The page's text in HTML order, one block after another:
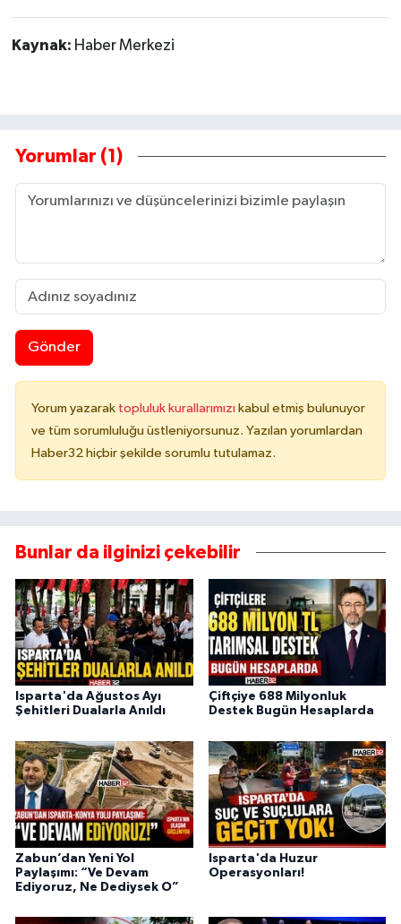
Kaynak: Haber Merkezi
Yorumlar (1)
Gönder
Yorum yazarak topluluk kurallarımızı kabul etmiş bulunuyor
ve tüm sorumluluğu üstleniyorsunuz. Yazılan yorumlardan
Haber32 hiçbir şekilde sorumlu tutulamaz.
Bunlar da ilginizi çekebilir
Isparta'da Ağustos Ayı
Şehitleri Dualarla Anıldı
Çiftçiye 688 Milyonluk
Destek Bugün Hesaplarda
Zabun’dan Yeni Yol
Paylaşımı: “Ve Devam
Ediyoruz, Ne Dediysek O”
Isparta'da Huzur
Operasyonları!
İletişim